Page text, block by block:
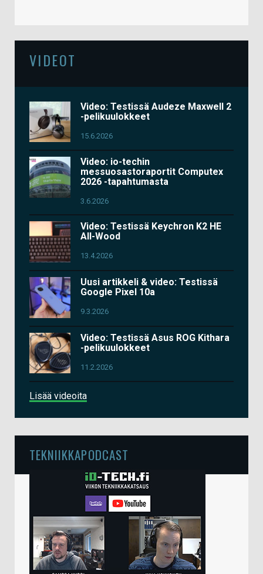
VIDEOT
Video: Testissä Audeze Maxwell 2
-pelikuulokkeet
15.6.2026
Video: io-techin
messuosastoraportit Computex
2026 -tapahtumasta
3.6.2026
Video: Testissä Keychron K2 HE
All-Wood
13.4.2026
Uusi artikkeli & video: Testissä
Google Pixel 10a
9.3.2026
Video: Testissä Asus ROG Kithara
-pelikuulokkeet
11.2.2026
Lisää videoita
TEKNIIKKAPODCAST